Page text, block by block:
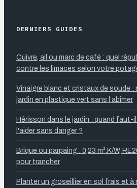
DERNIERS GUIDES
Cuivre, ail ou marc de café : quel
contre les limaces selon votre
Vinaigre blanc et cristaux de soude :
jardin en plastique vert sans l’abîmer
Hérisson dans le jardin : quand faut-
l'aider sans danger ?
Brique ou parpaing : 0,23 m².K/W,
pour trancher
Planter un groseillier en sol frais et